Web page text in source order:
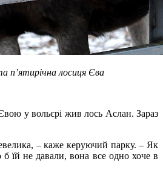
п’ятирічна лосиця Єва
у вольєрі жив лось Аслан. Зараз
– каже керуючий парку. – Як
їй не давали, вона все одно хоче в